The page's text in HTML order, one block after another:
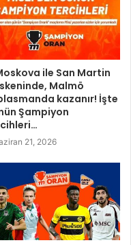
ile San Martin
Malmö
kazanır! İşte
Şampiyon
21, 2026